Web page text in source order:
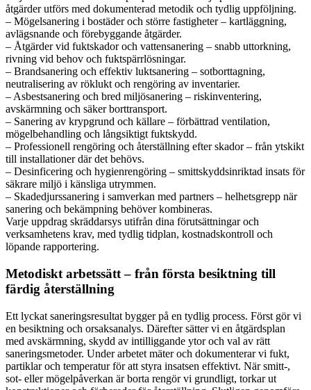
åtgärder utförs med dokumenterad metodik och tydlig uppföljning.
– Mögelsanering i bostäder och större fastigheter – kartläggning,
avlägsnande och förebyggande åtgärder.
– Åtgärder vid fuktskador och vattensanering – snabb uttorkning,
rivning vid behov och fuktspärrlösningar.
– Brandsanering och effektiv luktsanering – sotborttagning,
neutralisering av röklukt och rengöring av inventarier.
– Asbestsanering och bred miljösanering – riskinventering,
avskärmning och säker borttransport.
– Sanering av krypgrund och källare – förbättrad ventilation,
mögelbehandling och långsiktigt fuktskydd.
– Professionell rengöring och återställning efter skador – från ytskikt
till installationer där det behövs.
– Desinficering och hygienrengöring – smittskyddsinriktad insats för
säkrare miljö i känsliga utrymmen.
– Skadedjurssanering i samverkan med partners – helhetsgrepp när
sanering och bekämpning behöver kombineras.
Varje uppdrag skräddarsys utifrån dina förutsättningar och
verksamhetens krav, med tydlig tidplan, kostnadskontroll och
löpande rapportering.
Metodiskt arbetssätt – från första besiktning till
färdig återställning
Ett lyckat saneringsresultat bygger på en tydlig process. Först gör vi
en besiktning och orsaksanalys. Därefter sätter vi en åtgärdsplan
med avskärmning, skydd av intilliggande ytor och val av rätt
saneringsmetoder. Under arbetet mäter och dokumenterar vi fukt,
partiklar och temperatur för att styra insatsen effektivt. När smitt-,
sot- eller mögelpåverkan är borta rengör vi grundligt, torkar ut